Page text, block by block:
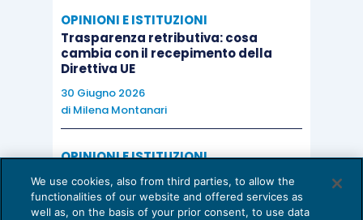
OPINIONI E ISTITUZIONI
Trasparenza retributiva: cosa
cambia con il recepimento della
Direttiva UE
30 Giugno 2026
di Milena Montanari
OPINIONI E ISTITUZIONI
Valorizzare il potenziale dello Studio:
una riflessione sul futuro della
consulenza del lavoro
We use cookies, also from third parties, to allow the
functionalities of our website and offered services as
well as, on the basis of your prior consent, to use data